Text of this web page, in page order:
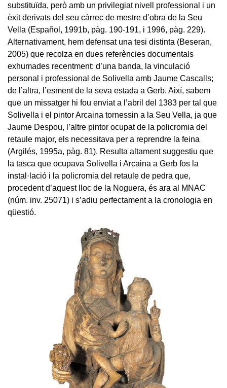
substituïda, però amb un privilegiat nivell professional i un
èxit derivats del seu càrrec de mestre d’obra de la Seu
Vella (Español, 1991b, pàg. 190-191, i 1996, pàg. 229).
Alternativament, hem defensat una tesi distinta (Beseran,
2005) que recolza en dues referències documentals
exhumades recentment: d’una banda, la vinculació
personal i professional de Solivella amb Jaume Cascalls;
de l’altra, l’esment de la seva estada a Gerb. Així, sabem
que un missatger hi fou enviat a l’abril del 1383 per tal que
Solivella i el pintor Arcaina tornessin a la Seu Vella, ja que
Jaume Despou, l’altre pintor ocupat de la policromia del
retaule major, els necessitava per a reprendre la feina
(Argilés, 1995a, pàg. 81). Resulta altament suggestiu que
la tasca que ocupava Solivella i Arcaina a Gerb fos la
instal·lació i la policromia del retaule de pedra que,
procedent d’aquest lloc de la Noguera, és ara al MNAC
(núm. inv. 25071) i s’adiu perfectament a la cronologia en
qüestió.